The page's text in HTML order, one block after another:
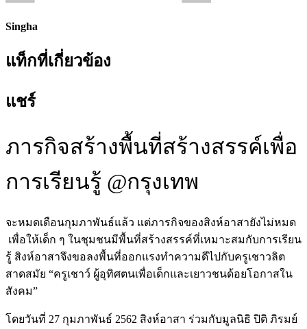
Singha
แท็กที่เกี่ยวข้อง
แชร์
ภารกิจสร้างพื้นที่สร้างสรรค์เพื่อ
การเรียนรู้ @กรุงเทพ
จะหมดเดือนกุมภาพันธ์แล้ว แต่ภารกิจของสิงห์อาสายังไม่หมด
เพื่อให้เด็ก ๆ ในชุมชนมีพื้นที่สร้างสรรค์ที่เหมาะสมกับการเรียน
รู้ สิงห์อาสาจึงขอลงพื้นที่ออกแรงทำความดีไปกับครูเชาวลิต
สาดสมัย “ครูเชาว์ ผู้อุทิศตนเพื่อเด็กและเยาวชนด้อยโอกาสใน
สังคม”
โดยวันที่ 27 กุมภาพันธ์ 2562 สิงห์อาสา ร่วมกับมูลนิธิ ปิติ ภิรมย์